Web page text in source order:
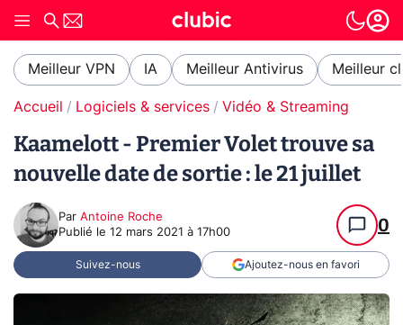
Meilleur VPN IA Meilleur Antivirus Meilleur
Accueil Logiciels & services Vidéo & Streaming
Kaamelott - Premier Volet trouve sa
nouvelle date de sortie : le 21 juillet
Par Antoine Roche
Publié le 12 mars 2021 à 17h00 0
Suivez-nous Ajoutez-nous en favori